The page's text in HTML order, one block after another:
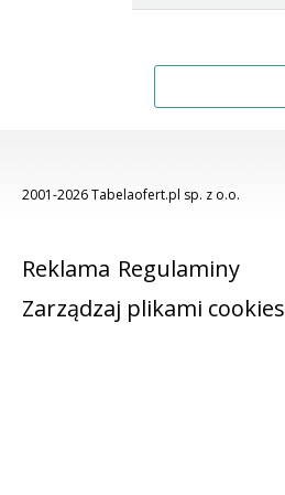
2001-2026 Tabelaofert.pl sp. z o.o.
Reklama Regulaminy
Zarządzaj plikami cookies